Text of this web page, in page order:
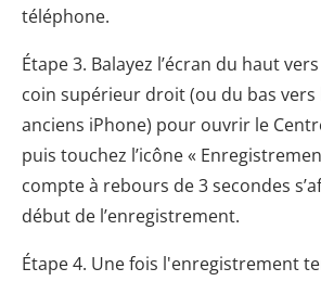
téléphone.
Étape 3. Balayez l’écran du haut
coin supérieur droit (ou du bas vers
anciens iPhone) pour ouvrir le
puis touchez l’icône «
compte à rebours de 3 secondes
début de l’enregistrement.
Étape 4. Une fois l'enregistrement